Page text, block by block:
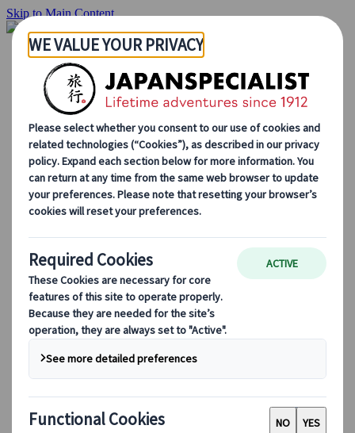
Skip to Main Content
Inizio
Itinerari di viaggio
Itinerari individuali
Tour guidati
Drive & stay
Tour di serie
Escursioni
Tour di gruppo su misura
Japan Rail Pass
Come lavoriamo
Chi siamo
Il nostro team
Blog
Consigli di viaggio per ogni stagione
Attrazioni principali
Approfondimenti culturali
Esperienze culinarie
Alla scoperta del Giappone in treno
Domande frequenti
Informazioni essenziali
Regole di etichetta
Guidare in Giappone
Prenotare con noi
Japan Rail Pass
Strutture ricettive
Consulenza online